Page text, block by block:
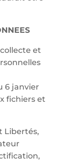
et
6 janvier
fichiers et
Libertés,